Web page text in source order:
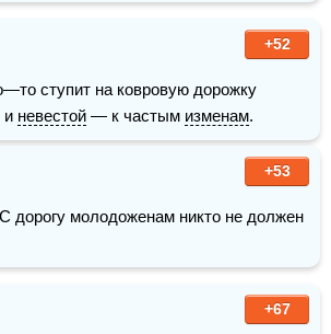
+52
ступит на ковровую дорожку
и невестой — к частым изменам.
+53
дорогу молодоженам никто не должен
+67